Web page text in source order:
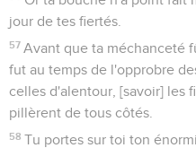
jour de tes fiertés.
57 Avant que ta méchanceté
fut au temps de l'opprobre
celles d'alentour, [savoir] les
pillèrent de tous côtés.
58 Tu portes sur toi ton